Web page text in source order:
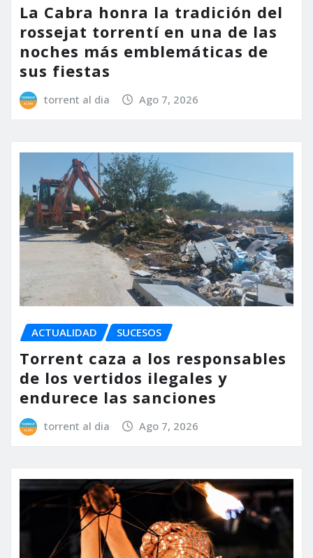
La Cabra honra la tradición del
rossejat torrentí en una de las
noches más emblemáticas de
sus fiestas
torrent al dia Ago 7, 2026
ACTUALIDAD SUCESOS
Torrent caza a los responsables
de los vertidos ilegales y
endurece las sanciones
torrent al dia Ago 7, 2026